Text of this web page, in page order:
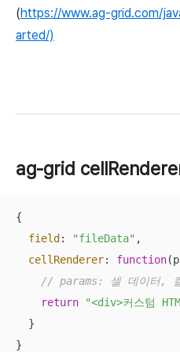
(https://www.ag-grid.com/
arted/)
ag-grid
{
field : "fileData" ,
cellRenderer: function(
// params: 셀 데이터,
return
"<div>커스텀
  }
}